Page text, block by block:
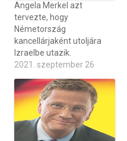
Angela Merkel azt
tervezte, hogy
Németország
kancellárjaként utoljára
Izraelbe utazik.
2021. szeptember 26